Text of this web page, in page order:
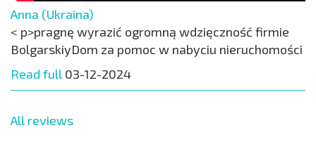
Anna (Ukraina)
< p>pragnę wyrazić ogromną wdzięczność firmie
BolgarskiyDom za pomoc w nabyciu nieruchomości
Read full 03-12-2024
All reviews